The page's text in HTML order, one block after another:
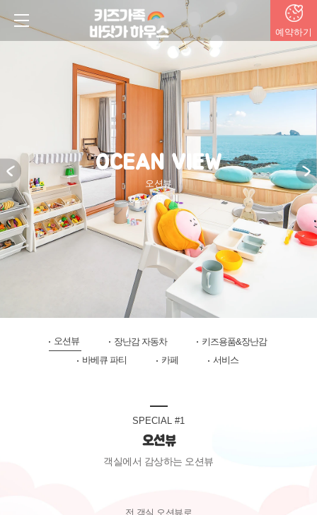
예약하기
OCEAN VIEW
오션뷰
2
오션뷰 장난감 자동차
키즈용품&장난감
바베큐 파티
카페 서비스
SPECIAL #1
오션뷰
객실에서 감상하는 오션뷰
전 객실 오션뷰로